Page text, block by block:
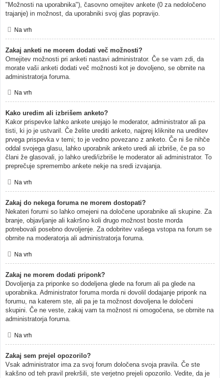
"Možnosti na uporabnika"), časovno omejitev ankete (0 za nedoločeno
trajanje) in možnost, da uporabniki svoj glas popravijo.
Na vrh
Zakaj anketi ne morem dodati več možnosti?
Omejitev možnosti pri anketi nastavi administrator. Če se vam zdi, da
morate vaši anketi dodati več možnosti kot je dovoljeno, se obrnite na
administratorja foruma.
Na vrh
Kako uredim ali izbrišem anketo?
Kakor prispevke lahko ankete urejajo le moderator, administrator ali pa
tisti, ki jo je ustvaril. Če želite urediti anketo, najprej kliknite na ureditev
prvega prispevka v temi; to je vedno povezano z anketo. Če ni še nihče
oddal svojega glasu, lahko uporabnik anketo uredi ali izbriše, če pa so
člani že glasovali, jo lahko uredi/izbriše le moderator ali administrator. To
preprečuje spremembo ankete nekje na sredi izvajanja.
Na vrh
Zakaj do nekega foruma ne morem dostopati?
Nekateri forumi so lahko omejeni na določene uporabnike ali skupine. Za
branje, objavljanje ali kakršno koli drugo možnost boste morda
potrebovali posebno dovoljenje. Za odobritev vašega vstopa na forum se
obrnite na moderatorja ali administratorja foruma.
Na vrh
Zakaj ne morem dodati priponk?
Dovoljenja za priponke so dodeljena glede na forum ali pa glede na
uporabnika. Administrator foruma morda ni dovolil dodajanje priponk na
forumu, na katerem ste, ali pa je ta možnost dovoljena le določeni
skupini. Če ne veste, zakaj vam ta možnost ni omogočena, se obrnite na
administratorja foruma.
Na vrh
Zakaj sem prejel opozorilo?
Vsak administrator ima za svoj forum določena svoja pravila. Če ste
kakšno od teh pravil prekršili, ste verjetno prejeli opozorilo. Vedite, da je